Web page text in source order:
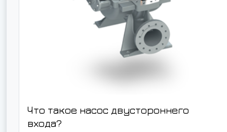
Что такое насос двустороннего
входа?